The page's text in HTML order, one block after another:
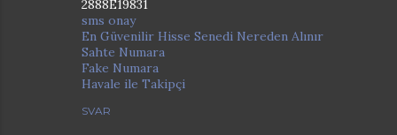
2888E19831
sms onay
En Güvenilir Hisse Senedi Nereden Alınır
Sahte Numara
Fake Numara
Havale ile Takipçi
SVAR